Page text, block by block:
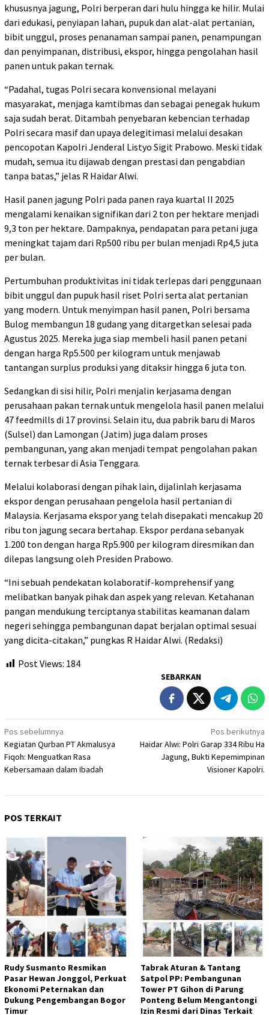
khususnya jagung, Polri berperan dari hulu hingga ke hilir. Mulai
dari edukasi, penyiapan lahan, pupuk dan alat-alat pertanian,
bibit unggul, proses penanaman sampai panen, penampungan
dan penyimpanan, distribusi, ekspor, hingga pengolahan hasil
panen untuk pakan ternak.
“Padahal, tugas Polri secara konvensional melayani
masyarakat, menjaga kamtibmas dan sebagai penegak hukum
saja sudah berat. Ditambah penyebaran kebencian terhadap
Polri secara masif dan upaya delegitimasi melalui desakan
pencopotan Kapolri Jenderal Listyo Sigit Prabowo. Meski tidak
mudah, semua itu dijawab dengan prestasi dan pengabdian
tanpa batas,” jelas R Haidar Alwi.
Hasil panen jagung Polri pada panen raya kuartal II 2025
mengalami kenaikan signifikan dari 2 ton per hektare menjadi
9,3 ton per hektare. Dampaknya, pendapatan para petani juga
meningkat tajam dari Rp500 ribu per bulan menjadi Rp4,5 juta
per bulan.
Pertumbuhan produktivitas ini tidak terlepas dari penggunaan
bibit unggul dan pupuk hasil riset Polri serta alat pertanian
yang modern. Untuk menyimpan hasil panen, Polri bersama
Bulog membangun 18 gudang yang ditargetkan selesai pada
Agustus 2025. Mereka juga siap membeli hasil panen petani
dengan harga Rp5.500 per kilogram untuk menjawab
tantangan surplus produksi yang ditaksir hingga 6 juta ton.
Sedangkan di sisi hilir, Polri menjalin kerjasama dengan
perusahaan pakan ternak untuk mengelola hasil panen melalui
47 feedmills di 17 provinsi. Selain itu, dua pabrik baru di Maros
(Sulsel) dan Lamongan (Jatim) juga dalam proses
pembangunan, yang akan menjadi tempat pengolahan pakan
ternak terbesar di Asia Tenggara.
Melalui kolaborasi dengan pihak lain, dijalinlah kerjasama
ekspor dengan perusahaan pengelola hasil pertanian di
Malaysia. Kerjasama ekspor yang telah disepakati mencakup 20
ribu ton jagung secara bertahap. Ekspor perdana sebanyak
1.200 ton dengan harga Rp5.900 per kilogram diresmikan dan
dilepas langsung oleh Presiden Prabowo.
“Ini sebuah pendekatan kolaboratif-komprehensif yang
melibatkan banyak pihak dan aspek yang relevan. Ketahanan
pangan mendukung terciptanya stabilitas keamanan dalam
negeri sehingga pembangunan dapat berjalan optimal sesuai
yang dicita-citakan,” pungkas R Haidar Alwi. (Redaksi)
Post Views: 184
SEBARKAN
Navigasi
pos
Pos sebelumnya
Kegiatan Qurban PT Akmalusya
Fiqoh: Menguatkan Rasa
Kebersamaan dalam Ibadah
Pos berikutnya
Haidar Alwi: Polri Garap 334 Ribu Ha
Jagung, Bukti Kepemimpinan
Visioner Kapolri.
POS TERKAIT
Rudy Susmanto Resmikan
Pasar Hewan Jonggol, Perkuat
Ekonomi Peternakan dan
Dukung Pengembangan Bogor
Timur
Tabrak Aturan & Tantang
Satpol PP: Pembangunan
Tower PT Gihon di Parung
Ponteng Belum Mengantongi
Izin Resmi dari Dinas Terkait